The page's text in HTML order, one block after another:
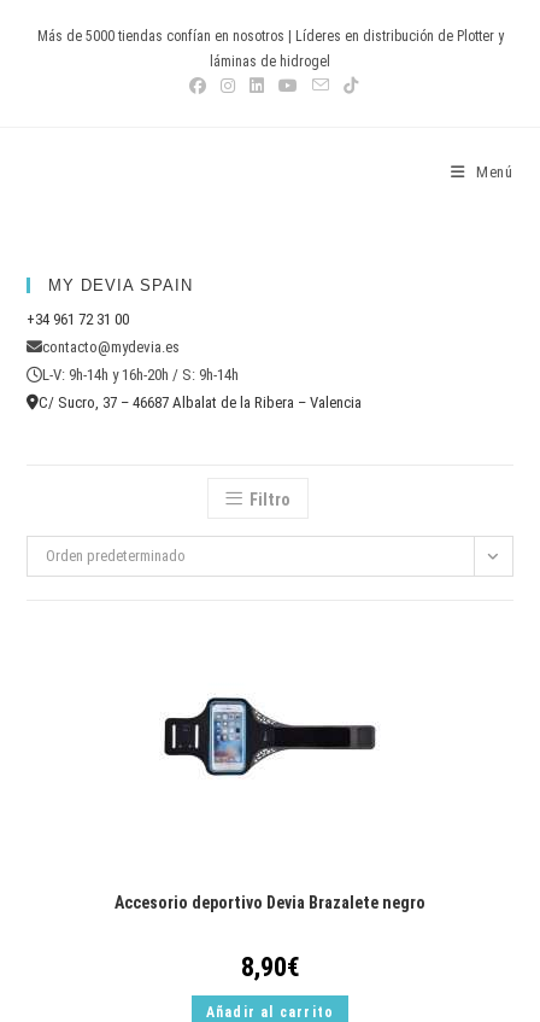
Más de 5000 tiendas confían en nosotros | Líderes en distribución de Plotter y
láminas de hidrogel
Menú
MY DEVIA SPAIN
+34 961 72 31 00
contacto@mydevia.es
L-V: 9h-14h y 16h-20h / S: 9h-14h
C/ Sucro, 37 – 46687 Albalat de la Ribera – Valencia
Filtro
Orden predeterminado
Accesorio deportivo Devia Brazalete negro
8,90€
Añadir al carrito